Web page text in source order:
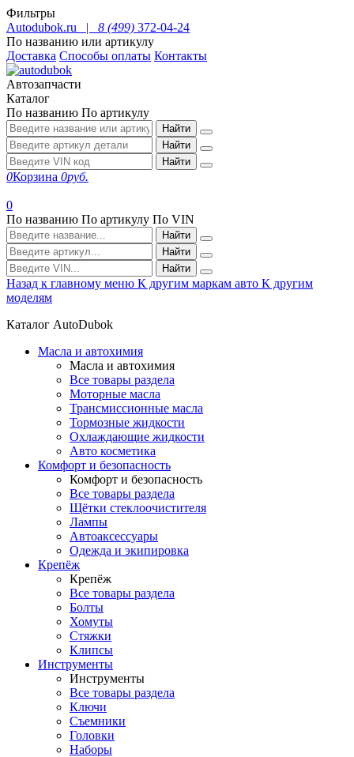
Фильтры
Autodubok.ru |
8 (499) 372-04-24
По названию или артикулу
Доставка Способы оплаты Контакты
Автозапчасти
Каталог
По названию По артикулу
Найти
Найти
Найти
0Корзина 0руб.
0
По названию По артикулу По VIN
Найти
Найти
Найти
Назад к главному меню К другим маркам авто К другим
моделям
Каталог AutoDubok
Масла и автохимия
Масла и автохимия
Все товары раздела
Моторные масла
Трансмиссионные масла
Тормозные жидкости
Охлаждающие жидкости
Авто косметика
Комфорт и безопасность
Комфорт и безопасность
Все товары раздела
Щётки стеклоочистителя
Лампы
Автоаксессуары
Одежда и экипировка
Крепёж
Крепёж
Все товары раздела
Болты
Хомуты
Стяжки
Клипсы
Инструменты
Инструменты
Все товары раздела
Ключи
Съемники
Головки
Наборы